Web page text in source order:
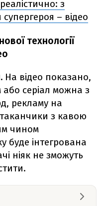
з
– відео
технології
На відео показано,
серіал можна з
рекламу на
з кавою
чином
буде інтегрована
ніяк не зможуть